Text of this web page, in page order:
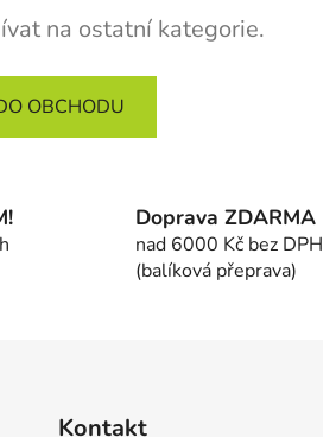
na ostatní kategorie.
OBCHODU
Doprava ZDARMA
nad 6000 Kč bez DPH
(balíková přeprava)
Kontakt